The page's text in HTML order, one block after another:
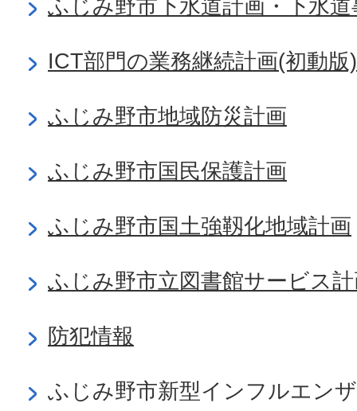
ふじみ野市下水道計画・下水
ICT部門の業務継続計画(初動版)
ふじみ野市地域防災計画
ふじみ野市国民保護計画
ふじみ野市国土強靱化地域計画
ふじみ野市立図書館サービス
防犯情報
ふじみ野市新型インフルエン